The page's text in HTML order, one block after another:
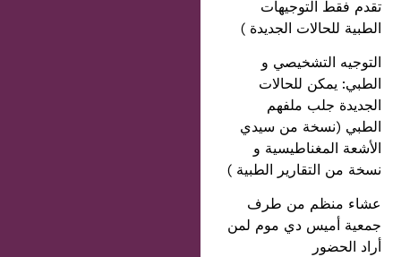
تقدم فقط التوجيهات
الطبية للحالات الجديدة )
التوجيه التشخيصي و
الطبي: يمكن للحالات
الجديدة جلب ملفهم
الطبي (نسخة من سيدي
الأشعة المغناطيسية و
نسخة من التقارير الطبية )
عشاء منظم من طرف
جمعية أميس دي موم لمن
أراد الحضور